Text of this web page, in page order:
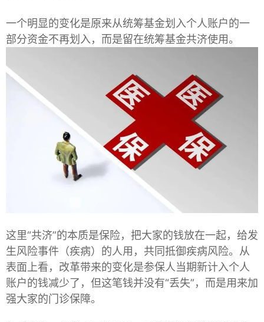
一个明显的变化是原来从统筹基金划入个人账户的一
部分资金不再划入，而是留在统筹基金共济使用。
这里“共济”的本质是保险，把大家的钱放在一起，给发
生风险事件（疾病）的人用，共同抵御疾病风险。从
表面上看，改革带来的变化是参保人当期新计入个人
账户的钱减少了，但这笔钱并没有“丢失”，而是用来加
强大家的门诊保障。